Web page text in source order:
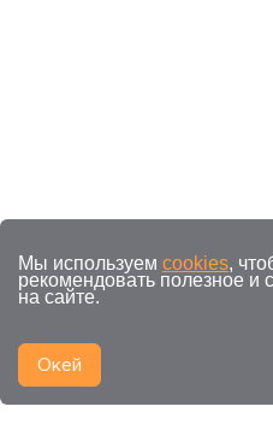
Мы используем cookies,
рекомендовать полезное и
на сайте.
Окей